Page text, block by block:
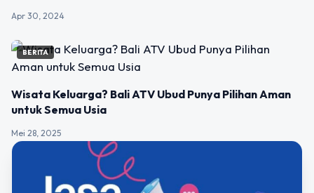
Apr 30, 2024
BERITA
Wisata Keluarga? Bali ATV Ubud Punya Pilihan Aman
untuk Semua Usia
Mei 28, 2025